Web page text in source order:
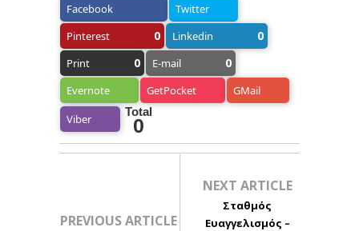
Facebook
Twitter
Pinterest
0 Linkedin 0
Print 0 E-mail 0
Evernote GetPocket GMail
Viber
Total
0
PREVIOUS ARTICLE
NEXT ARTICLE
Σταθμός
Ευαγγελισμός –